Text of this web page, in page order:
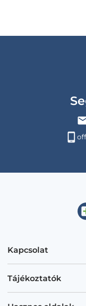
Kapcsolat
Tájékoztatók